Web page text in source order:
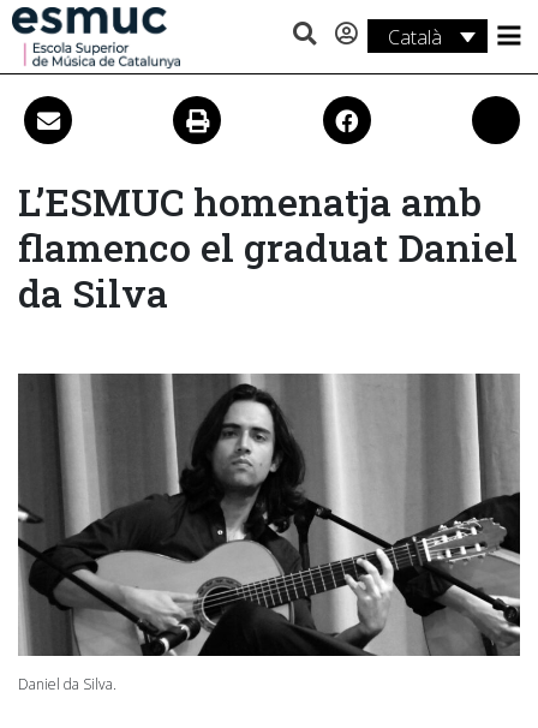
Català
Estudis
Recerca
Activitats
L’ESMUC homenatja amb
flamenco el graduat Daniel
da Silva
Daniel da Silva.